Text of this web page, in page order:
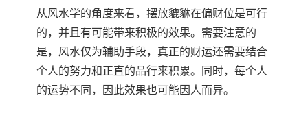
从风水学的角度来看，摆放貔貅在偏财位是可行
的，并且有可能带来积极的效果。需要注意的
是，风水仅为辅助手段，真正的财运还需要结合
个人的努力和正直的品行来积累。同时，每个人
的运势不同，因此效果也可能因人而异。